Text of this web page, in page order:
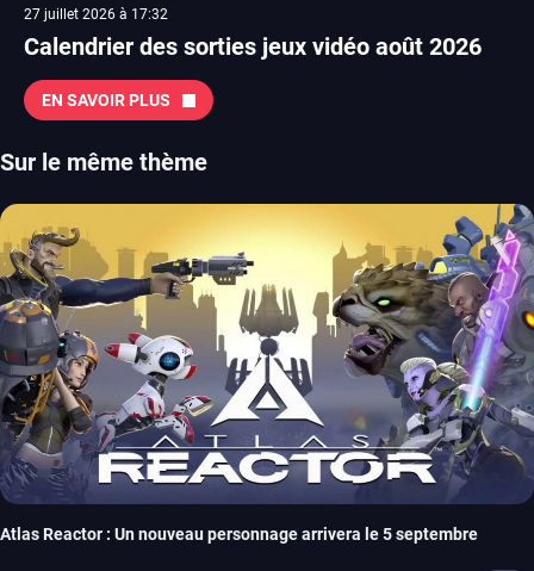
27 juillet 2026 à 17:32
Calendrier des sorties jeux vidéo août 2026
EN SAVOIR PLUS
Sur le même thème
Atlas Reactor : Un nouveau personnage arrivera le 5 septembre